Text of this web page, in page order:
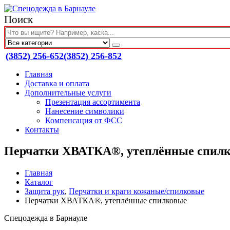
Поиск
(3852) 256-652(3852) 256-852
Главная
Доставка и оплата
Дополнительные услуги
Презентация ассортимента
Нанесение символики
Компенсация от ФСС
Контакты
Перчатки ХВАТКА®, утеплённые
Главная
Каталог
Защита рук, Перчатки и краги кожаные/спилковые
Перчатки ХВАТКА®, утеплённые спилковые
Спецодежда в Барнауле